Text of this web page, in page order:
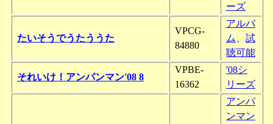
ーズ
たいそうでうたううた
VPCG-
84880
アルバ
ム
試
聴可能
それいけ！アンパンマン'08 8
VPBE-
16362
'08シ
リーズ
アンパ
ンマン